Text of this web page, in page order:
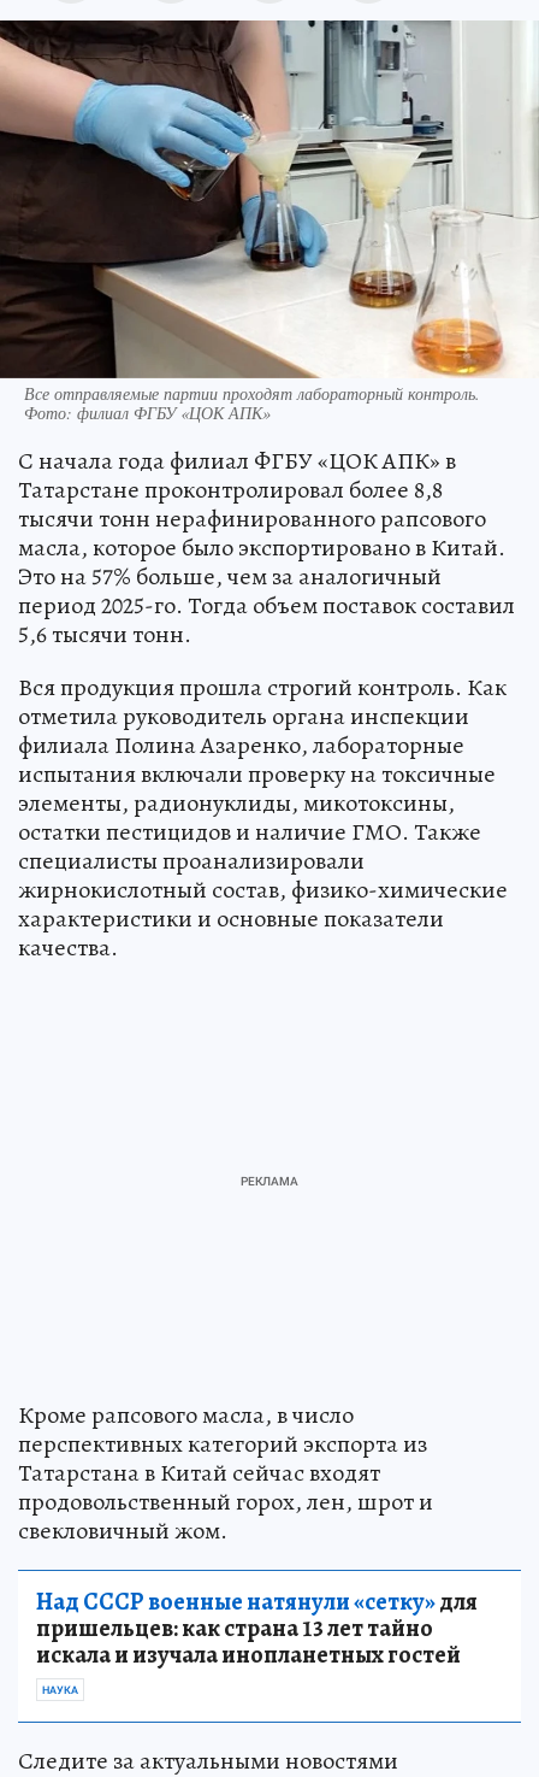
Все отправляемые партии проходят лабораторный контроль.
Фото: филиал ФГБУ «ЦОК АПК»
С начала года филиал ФГБУ «ЦОК АПК» в
Татарстане проконтролировал более 8,8
тысячи тонн нерафинированного рапсового
масла, которое было экспортировано в Китай.
Это на 57% больше, чем за аналогичный
период 2025-го. Тогда объем поставок составил
5,6 тысячи тонн.
Вся продукция прошла строгий контроль. Как
отметила руководитель органа инспекции
филиала Полина Азаренко, лабораторные
испытания включали проверку на токсичные
элементы, радионуклиды, микотоксины,
остатки пестицидов и наличие ГМО. Также
специалисты проанализировали
жирнокислотный состав, физико-химические
характеристики и основные показатели
качества.
Кроме рапсового масла, в число
перспективных категорий экспорта из
Татарстана в Китай сейчас входят
продовольственный горох, лен, шрот и
свекловичный жом.
Над СССР военные натянули «сетку»для
пришельцев: как страна 13 лет тайно
искала и изучала инопланетных гостей
НАУКА
Следите за актуальными новостями